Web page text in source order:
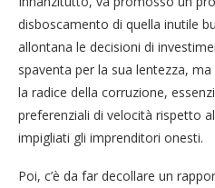
disboscamento di quella inutile
allontana le decisioni di
spaventa per la sua lentezza,
la radice della corruzione,
preferenziali di velocità rispetto
impigliati gli imprenditori onesti.
Poi, c’è da far decollare un